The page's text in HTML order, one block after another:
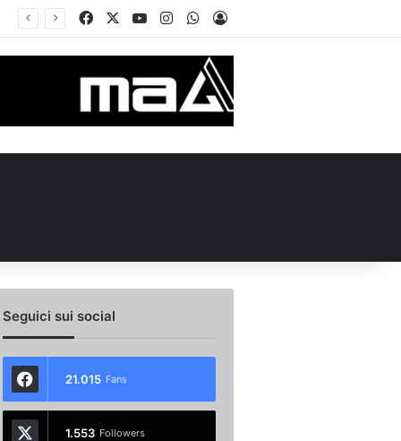
FacebookYou TubeInstagramWhatsApp
Accedi
Seguici sui social
21.015 Fans
1.553 Followers